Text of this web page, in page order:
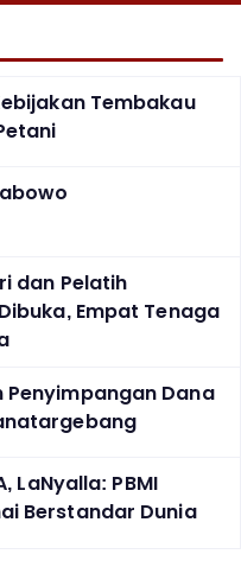
Tembakau
dan Pelatih
Empat Tenaga
Penyimpangan Dana
LaNyalla: PBMI
Berstandar Dunia